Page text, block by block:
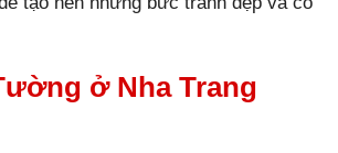
ở Nha Trang